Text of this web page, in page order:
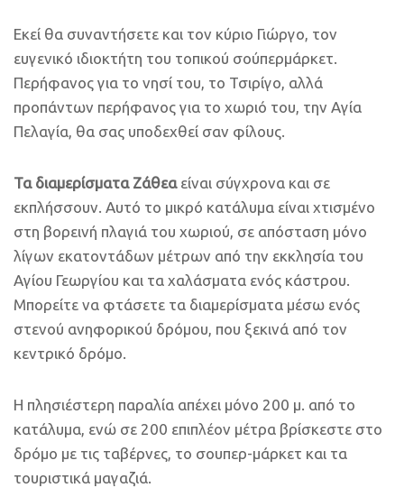
Εκεί θα συναντήσετε και τον κύριο Γιώργο, τον
ευγενικό ιδιοκτήτη του τοπικού σούπερμάρκετ.
Περήφανος για το νησί του, το Τσιρίγο, αλλά
προπάντων περήφανος για το χωριό του, την Αγία
Πελαγία, θα σας υποδεχθεί σαν φίλους.
Τα διαμερίσματα Ζάθεα είναι σύγχρονα και σε
εκπλήσσουν. Αυτό το μικρό κατάλυμα είναι χτισμένο
στη βορεινή πλαγιά του χωριού, σε απόσταση μόνο
λίγων εκατοντάδων μέτρων από την εκκλησία του
Αγίου Γεωργίου και τα χαλάσματα ενός κάστρου.
Μπορείτε να φτάσετε τα διαμερίσματα μέσω ενός
στενού ανηφορικού δρόμου, που ξεκινά από τον
κεντρικό δρόμο.
Η πλησιέστερη παραλία απέχει μόνο 200 μ. από το
κατάλυμα, ενώ σε 200 επιπλέον μέτρα βρίσκεστε στο
δρόμο με τις ταβέρνες, το σουπερ-μάρκετ και τα
τουριστικά μαγαζιά.